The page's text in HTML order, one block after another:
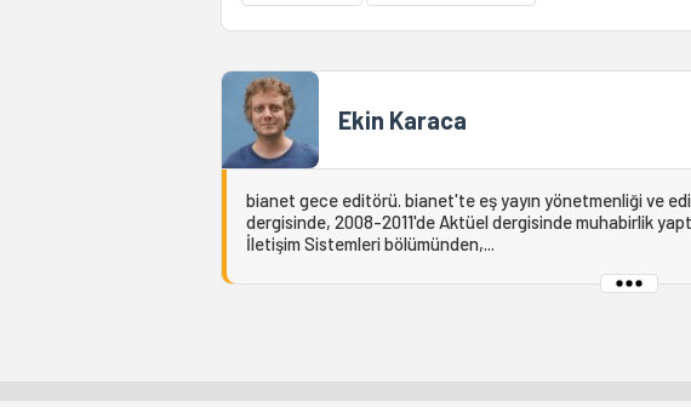
Ekin Karaca
bianet gece editörü. bianet'te eş yayın yönetmenliği ve
dergisinde, 2008-2011'de Aktüel dergisinde muhabirlik
İletişim Sistemleri bölümünden,...